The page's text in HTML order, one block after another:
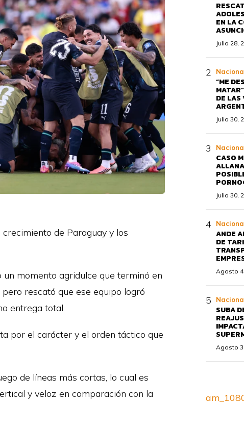
de Paraguay y los
momento agridulce que terminó en
rescató que ese equipo logró
entrega total.
por el carácter y el orden táctico que
de líneas más cortas, lo cual es
y veloz en comparación con la
EN LA
Julio 28,
“ME
DE LAS
Julio 30,
CASO
Julio 30,
ANDE
DE
Agosto
SUBA
Agosto